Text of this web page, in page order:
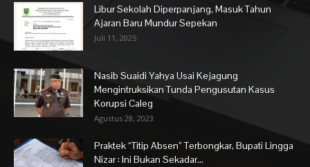
Libur Sekolah Diperpanjang, Masuk Tahun
Ajaran Baru Mundur Sepekan
Juli 11, 2025
Nasib Suaidi Yahya Usai Kejagung
Mengintruksikan Tunda Pengusutan Kasus
Korupsi Caleg
Agustus 28, 2023
Praktek “Titip Absen” Terbongkar, Bupati Lingga
Nizar : Ini Bukan Sekadar...